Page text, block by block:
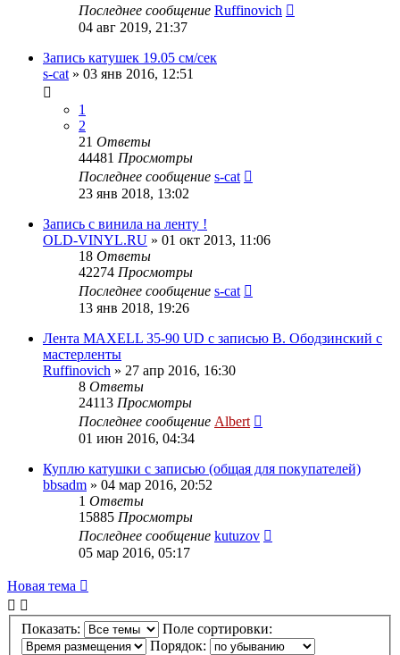
Последнее сообщение Ruffinovich
04 авг 2019, 21:37
Запись катушек 19.05 см/сек
s-cat » 03 янв 2016, 12:51
1
2
21 Ответы
44481 Просмотры
Последнее сообщение s-cat
23 янв 2018, 13:02
Запись с винила на ленту !
OLD-VINYL.RU » 01 окт 2013, 11:06
18 Ответы
42274 Просмотры
Последнее сообщение s-cat
13 янв 2018, 19:26
Лента MAXELL 35-90 UD c записью В. Ободзинский с
мастерленты
Ruffinovich » 27 апр 2016, 16:30
8 Ответы
24113 Просмотры
Последнее сообщение Albert
01 июн 2016, 04:34
Куплю катушки с записью (общая для покупателей)
bbsadm » 04 мар 2016, 20:52
1 Ответы
15885 Просмотры
Последнее сообщение kutuzov
05 мар 2016, 05:17
Новая тема
Показать:
Поле сортировки:
Порядок: